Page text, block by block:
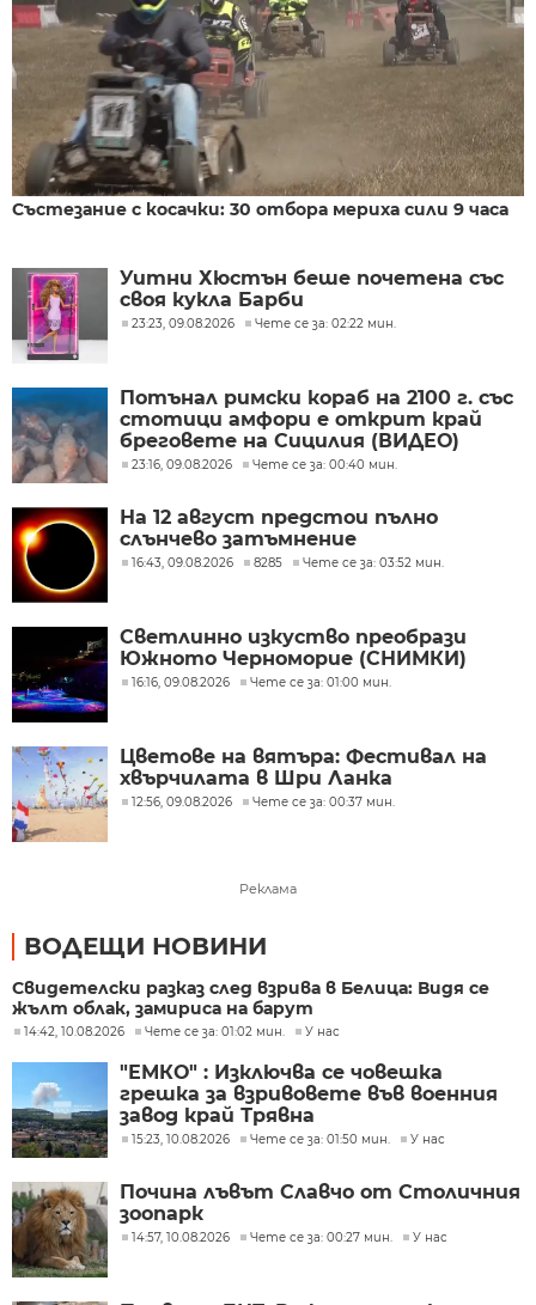
Състезание с косачки: 30 отбора мериха сили 9 часа
Уитни Хюстън беше почетена със
своя кукла Барби
23:23, 09.08.2026 Чете се за: 02:22 мин.
Потънал римски кораб на 2100 г. със
стотици амфори е открит край
бреговете на Сицилия (ВИДЕО)
23:16, 09.08.2026 Чете се за: 00:40 мин.
На 12 август предстои пълно
слънчево затъмнение
16:43, 09.08.2026 8285 Чете се за: 03:52 мин.
Светлинно изкуство преобрази
Южното Черноморие (СНИМКИ)
16:16, 09.08.2026 Чете се за: 01:00 мин.
Цветове на вятъра: Фестивал на
хвърчилата в Шри Ланка
12:56, 09.08.2026 Чете се за: 00:37 мин.
Реклама
ВОДЕЩИ НОВИНИ
Свидетелски разказ след взрива в Белица: Видя се
жълт облак, замириса на барут
14:42, 10.08.2026 Чете се за: 01:02 мин. У нас
"ЕМКО" : Изключва се човешка
грешка за взривовете във военния
завод край Трявна
15:23, 10.08.2026 Чете се за: 01:50 мин. У нас
Почина лъвът Славчо от Столичния
зоопарк
14:57, 10.08.2026 Чете се за: 00:27 мин. У нас